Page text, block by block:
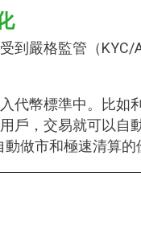
到嚴格監管（
代幣標準中。比如
戶，交易就可以
做市和極速清算